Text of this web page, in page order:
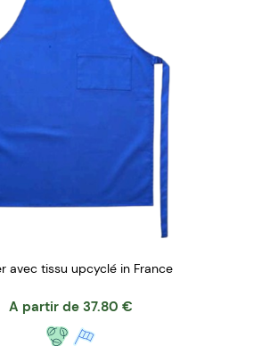
Tablier avec tissu upcyclé in France
A partir de 37.80 €